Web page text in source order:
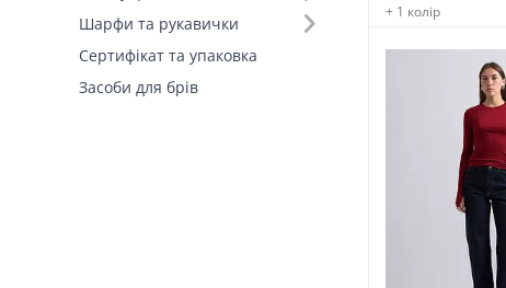
Шарфи та рукавички
Сертифікат та упаковка
Засоби для брів
+ 1 колір